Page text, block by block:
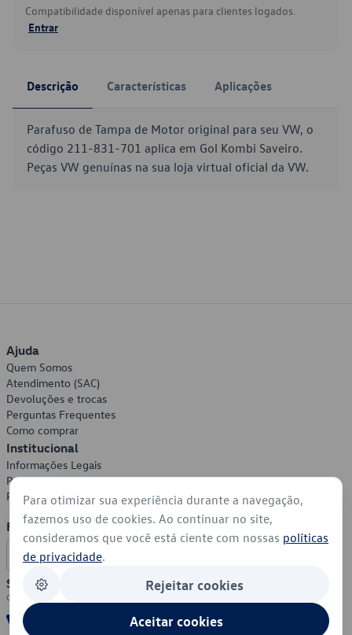
Compatibilidade disponível apenas para clientes logados.
Entrar
Descrição Características Aplicações
Parafuso de Tampa de Motor original para seu VW, o
código 211-831-701 aplica em Gol Kombi Saveiro.
Peças VW genuínas na sua loja virtual oficial da VW.
Ajuda
Quem Somos
Atendimento (SAC)
Devoluções e trocas
Perguntas Frequentes
Como comprar
Institucional
Informações Legais
Política de Privacidade
Política de Cookies
Formas de Pagamento
Segurança
Para otimizar sua experiência durante a navegação,
fazemos uso de cookies. Ao continuar no site,
consideramos que você está ciente com nossas políticas
de privacidade.
Rejeitar cookies
Aceitar cookies